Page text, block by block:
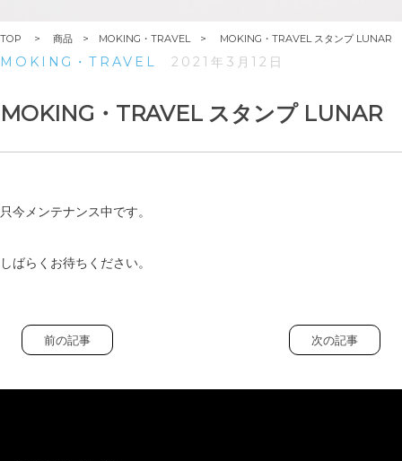
TOP 商品 MOKING・TRAVEL MOKING・TRAVEL スタンプ LUNAR
MOKING・TRAVEL2021年3月12日
MOKING・TRAVEL スタンプ LUNAR
只今メンテナンス中です。
しばらくお待ちください。
前の記事 次の記事